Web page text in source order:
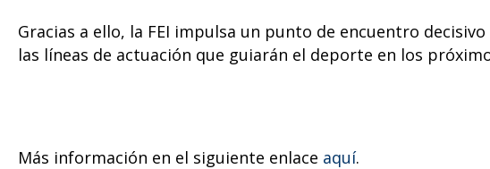
Gracias a ello, la FEI impulsa un punto de encuentro
las líneas de actuación que guiarán el deporte en los
Más información en el siguiente enlace aquí.